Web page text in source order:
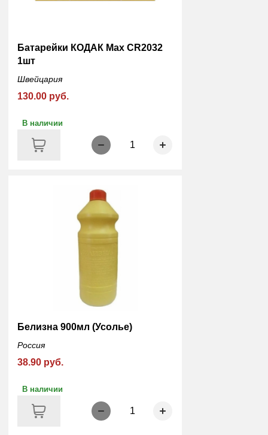
Батарейки КОДАК Мах CR2032
1шт
Швейцария
130.00 руб.
В наличии
1
Белизна 900мл (Усолье)
Россия
38.90 руб.
В наличии
1